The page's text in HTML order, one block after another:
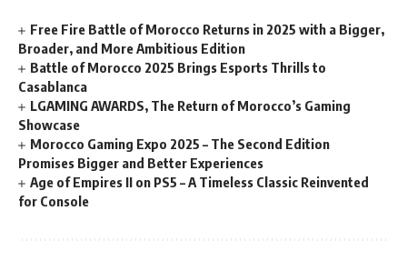
Free Fire Battle of Morocco Returns in 2025 with a Bigger,
Broader, and More Ambitious Edition
Battle of Morocco 2025 Brings Esports Thrills to
Casablanca
LGAMING AWARDS, The Return of Morocco’s Gaming
Showcase
Morocco Gaming Expo 2025 – The Second Edition
Promises Bigger and Better Experiences
Age of Empires II on PS5 – A Timeless Classic Reinvented
for Console